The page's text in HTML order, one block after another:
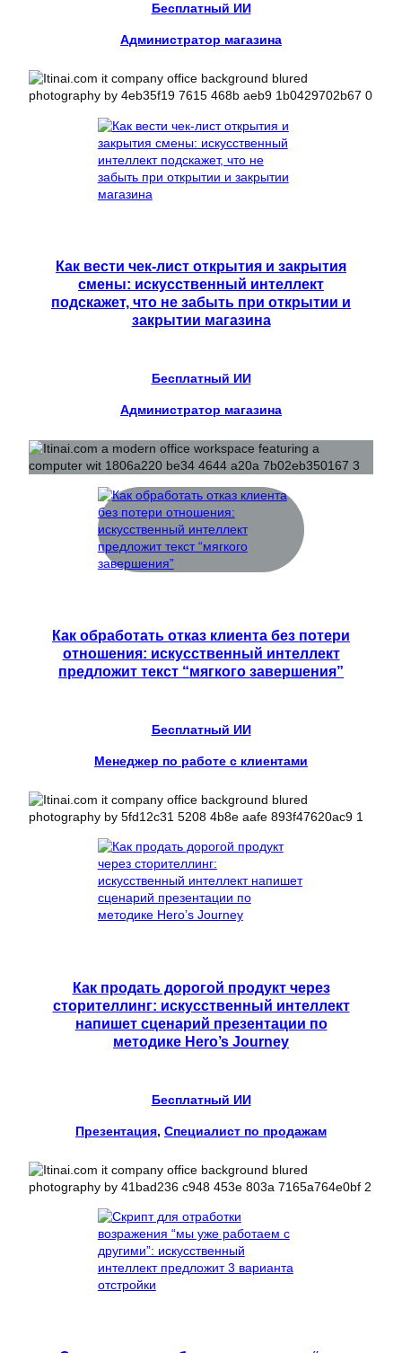
Бесплатный ИИ
Администратор магазина
Как вести чек-лист открытия и закрытия
смены: искусственный интеллект
подскажет, что не забыть при открытии и
закрытии магазина
Бесплатный ИИ
Администратор магазина
Как обработать отказ клиента без потери
отношения: искусственный интеллект
предложит текст “мягкого завершения”
Бесплатный ИИ
Менеджер по работе с клиентами
Как продать дорогой продукт через
сторителлинг: искусственный интеллект
напишет сценарий презентации по
методике Hero’s Journey
Бесплатный ИИ
Презентация, Специалист по продажам